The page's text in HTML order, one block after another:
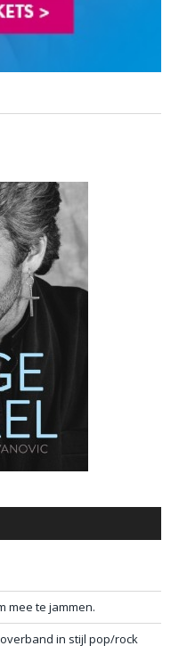
mee te jammen.
in stijl pop/rock